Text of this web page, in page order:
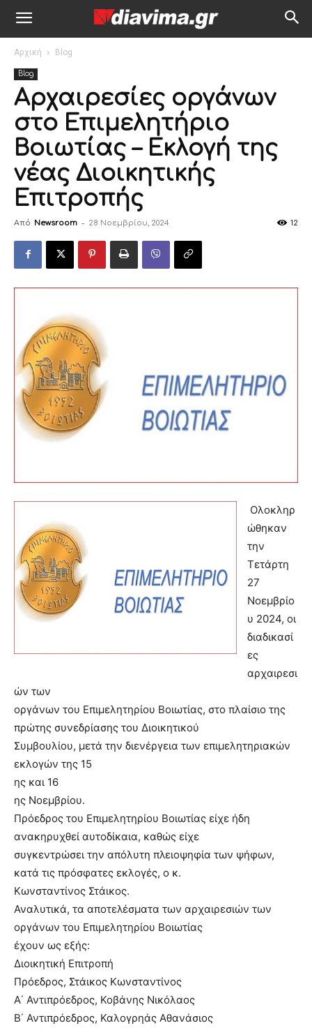
Αρχική Blog
Blog
Αρχαιρεσίες οργάνων
στο Επιμελητήριο
Βοιωτίας – Εκλογή της
νέας Διοικητικής
Επιτροπής
Από Newsroom - 28 Νοεμβρίου, 2024 12
Ολοκληρ
ώθηκαν
την
Τετάρτη
27
Νοεμβρίο
υ 2024, οι
διαδικασί
ες
αρχαιρεσι
ών των
οργάνων του Επιμελητηρίου Βοιωτίας, στο πλαίσιο της
πρώτης συνεδρίασης του Διοικητικού
Συμβουλίου, μετά την διενέργεια των επιμελητηριακών
εκλογών της 15
ης και 16
ης Νοεμβρίου.
Πρόεδρος του Επιμελητηρίου Βοιωτίας είχε ήδη
ανακηρυχθεί αυτοδίκαια, καθώς είχε
συγκεντρώσει την απόλυτη πλειοψηφία των ψήφων,
κατά τις πρόσφατες εκλογές, ο κ.
Κωνσταντίνος Στάικος.
Αναλυτικά, τα αποτελέσματα των αρχαιρεσιών των
οργάνων του Επιμελητηρίου Βοιωτίας
έχουν ως εξής:
Διοικητική Επιτροπή
Πρόεδρος, Στάικος Κωνσταντίνος
Α΄ Αντιπρόεδρος, Κοβάνης Νικόλαος
Β΄ Αντιπρόεδρος, Καλογρηάς Αθανάσιος